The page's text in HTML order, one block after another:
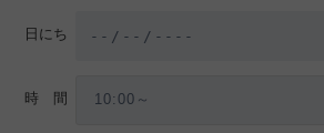
日にち
時 間